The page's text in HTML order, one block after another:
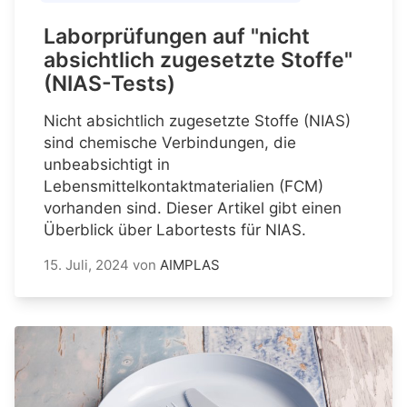
Laborprüfungen auf "nicht
absichtlich zugesetzte Stoffe"
(NIAS-Tests)
Nicht absichtlich zugesetzte Stoffe (NIAS)
sind chemische Verbindungen, die
unbeabsichtigt in
Lebensmittelkontaktmaterialien (FCM)
vorhanden sind. Dieser Artikel gibt einen
Überblick über Labortests für NIAS.
15. Juli, 2024 von AIMPLAS